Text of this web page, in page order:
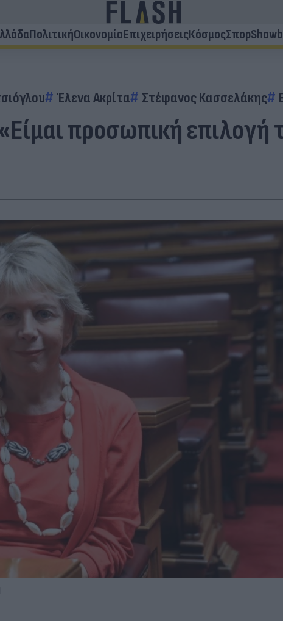
ΠολιτικήΟικονομίαΕπιχειρήσειςΚόσμοςΣπορ
Έλενα Ακρίτα Στέφανος Κασσελάκης
προσωπική